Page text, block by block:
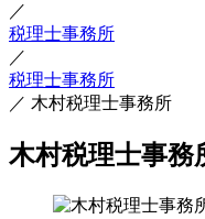
／
税理士事務所
／
税理士事務所
／ 木村税理士事務所
木村税理士事務